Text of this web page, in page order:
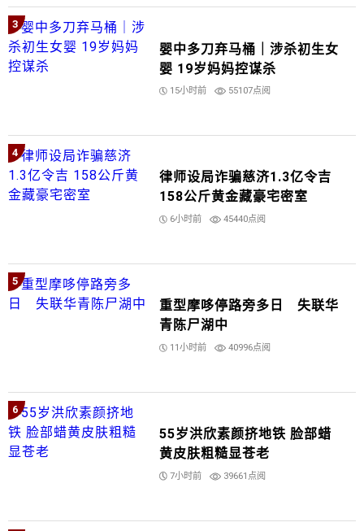
3
婴中多刀弃马桶｜涉杀初生女
婴 19岁妈妈控谋杀
15小时前 55107点阅
4
律师设局诈骗慈济1.3亿令吉
158公斤黄金藏豪宅密室
6小时前 45440点阅
5
重型摩哆停路旁多日 失联华
青陈尸湖中
11小时前 40996点阅
6
55岁洪欣素颜挤地铁 脸部蜡
黄皮肤粗糙显苍老
7小时前 39661点阅